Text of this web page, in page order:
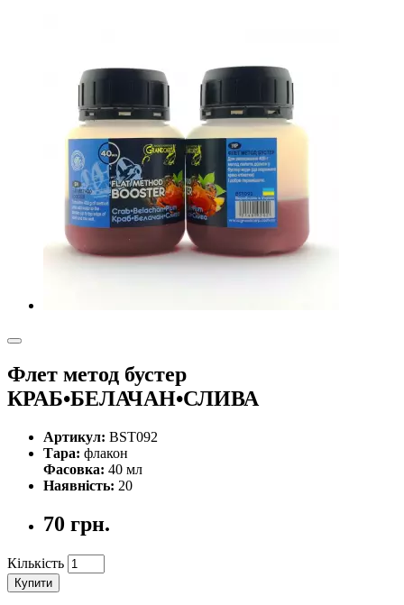
Флет метод бустер
КРАБ•БЕЛАЧАН•СЛИВА
Артикул: BST092
Тара: флакон
Фасовка: 40 мл
Наявність: 20
70 грн.
Кількість
Купити